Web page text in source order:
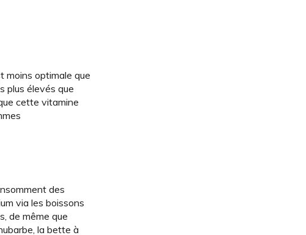
moins optimale que
plus élevés que
cette vitamine
des
via les boissons
de même que
la bette à